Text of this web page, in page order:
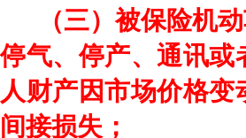
（三）被保险机
停气、停产、通讯或
人财产因市场价格
间接损失；